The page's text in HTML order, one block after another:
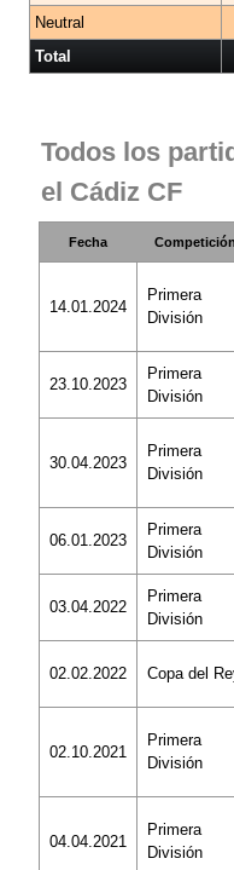
Neutral
Total
Todos los
el Cádiz CF
Fecha Competición
14.01.2024
Primera
División
23.10.2023
Primera
División
30.04.2023
Primera
División
06.01.2023
Primera
División
03.04.2022
Primera
División
02.02.2022 Copa del
02.10.2021
Primera
División
04.04.2021
Primera
División